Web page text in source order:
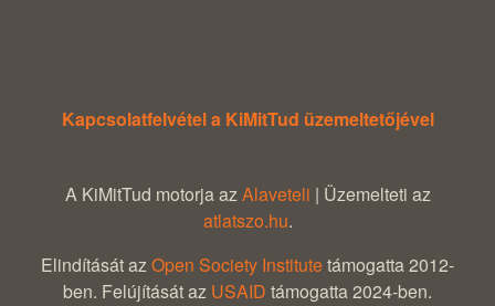
Kapcsolatfelvétel a KiMitTud üzemeltetőjével
A KiMitTud motorja azAlaveteli | Üzemelteti az
atlatszo.hu.
Elindítását azOpen Society Institutetámogatta 2012-
ben. Felújítását az USAID támogatta 2024-ben.